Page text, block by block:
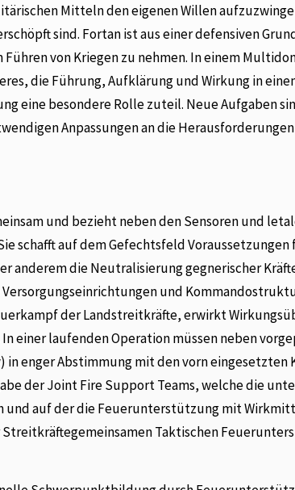
Mitteln den eigenen Willen
sind. Fortan ist aus einer defensiven
von Kriegen zu nehmen. In einem
die Führung, Aufklärung und Wirkung in
eine besondere Rolle zuteil. Neue Aufgaben
Anpassungen an die
und bezieht neben den Sensoren und
schafft auf dem Gefechtsfeld
anderem die Neutralisierung gegnerischer
und
der Landstreitkräfte, erwirkt
einer laufenden Operation müssen neben
enger Abstimmung mit den vorn
der Joint Fire Support Teams, welche die
auf der die Feuerunterstützung mit
Taktischen